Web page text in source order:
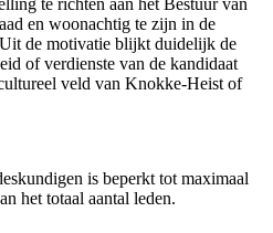
te richten aan het Bestuur van
en woonachtig te zijn in de
de motivatie blijkt duidelijk de
of verdienste van de kandidaat
veld van Knokke-Heist of
is beperkt tot maximaal
het totaal aantal leden.